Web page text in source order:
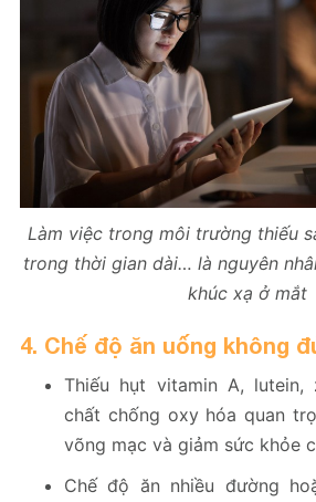
Làm việc trong môi trường thiếu
trong thời gian dài… là nguyên
khúc xạ ở mắt
4. Chế độ ăn uống không
Thiếu hụt vitamin A, lutein,
chất chống oxy hóa quan
võng mạc và giảm sức khỏe
Chế độ ăn nhiều đường